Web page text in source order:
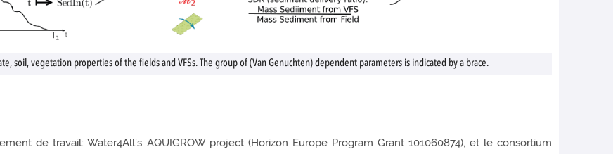
soil, vegetation properties of the fields and VFSs. The group of (Van Genuchten) dependent parameters is indicated by a brace.
de travail: Water4All’s AQUIGROW project (Horizon Europe Program Grant 101060874), et le consortium